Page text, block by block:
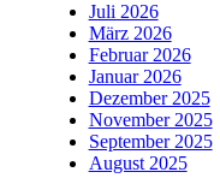
Juli 2026
März 2026
Februar 2026
Januar 2026
Dezember 2025
November 2025
September 2025
August 2025